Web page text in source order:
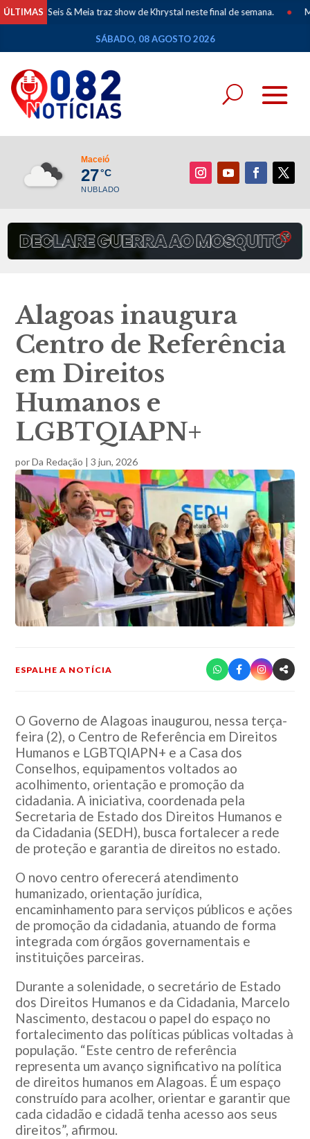
ÚLTIMAS
& Meia traz show de Khrystal neste final de semana. • Mapeamento
SÁBADO, 08 AGOSTO 2026
Maceió
27°C
NUBLADO
Alagoas inaugura
Centro de Referência
em Direitos
Humanos e
LGBTQIAPN+
porDa Redação |3 jun, 2026
ESPALHE A NOTÍCIA
O Governo de Alagoas inaugurou, nessa terça-
feira (2), o Centro de Referência em Direitos
Humanos e LGBTQIAPN+ e a Casa dos
Conselhos, equipamentos voltados ao
acolhimento, orientação e promoção da
cidadania. A iniciativa, coordenada pela
Secretaria de Estado dos Direitos Humanos e
da Cidadania (SEDH), busca fortalecer a rede
de proteção e garantia de direitos no estado.
O novo centro oferecerá atendimento
humanizado, orientação jurídica,
encaminhamento para serviços públicos e ações
de promoção da cidadania, atuando de forma
integrada com órgãos governamentais e
instituições parceiras.
Durante a solenidade, o secretário de Estado
dos Direitos Humanos e da Cidadania, Marcelo
Nascimento, destacou o papel do espaço no
fortalecimento das políticas públicas voltadas à
população. “Este centro de referência
representa um avanço significativo na política
de direitos humanos em Alagoas. É um espaço
construído para acolher, orientar e garantir que
cada cidadão e cidadã tenha acesso aos seus
direitos”, afirmou.